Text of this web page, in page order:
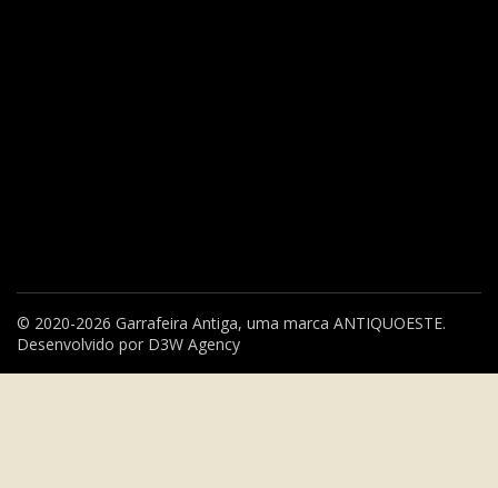
© 2020-2026 Garrafeira Antiga, uma marca ANTIQUOESTE.
Desenvolvido por D3W Agency